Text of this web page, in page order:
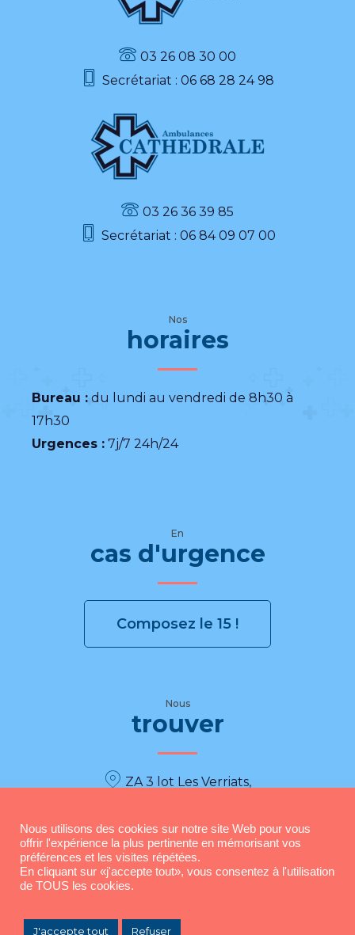
03 26 08 30 00
Secrétariat : 06 68 28 24 98
03 26 36 39 85
Secrétariat : 06 84 09 07 00
horaires
Nos
Bureau : du lundi au vendredi de 8h30 à
17h30
Urgences : 7j/7 24h/24
cas d'urgence
En
Composez le 15 !
trouver
Nous
ZA 3 lot Les Verriats,
Nous utilisons des cookies sur notre site Web pour vous
offrir l'expérience la plus pertinente en mémorisant vos
préférences et les visites répétées.
En cliquant sur «j'accepte tout», vous consentez à l'utilisation
de TOUS les cookies.
J'accepte tout Refuser